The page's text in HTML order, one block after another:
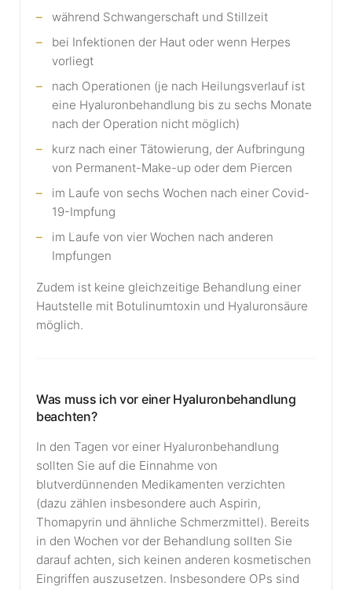
während Schwangerschaft und Stillzeit
bei Infektionen der Haut oder wenn Herpes
vorliegt
nach Operationen (je nach Heilungsverlauf ist
eine Hyaluronbehandlung bis zu sechs Monate
nach der Operation nicht möglich)
kurz nach einer Tätowierung, der Aufbringung
von Permanent-Make-up oder dem Piercen
im Laufe von sechs Wochen nach einer Covid-
19-Impfung
im Laufe von vier Wochen nach anderen
Impfungen
Zudem ist keine gleichzeitige Behandlung einer
Hautstelle mit Botulinumtoxin und Hyaluronsäure
möglich.
Was muss ich vor einer Hyaluronbehandlung
beachten?
In den Tagen vor einer Hyaluronbehandlung
sollten Sie auf die Einnahme von
blutverdünnenden Medikamenten verzichten
(dazu zählen insbesondere auch Aspirin,
Thomapyrin und ähnliche Schmerzmittel). Bereits
in den Wochen vor der Behandlung sollten Sie
darauf achten, sich keinen anderen kosmetischen
Eingriffen auszusetzen. Insbesondere OPs sind